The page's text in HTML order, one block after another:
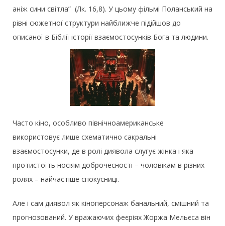
аніж сини світла” (Лк. 16,8). У цьому фільмі Поланський на
рівні сюжетної структури найближче підійшов до
описаної в Біблії історії взаємостосунків Бога та людини.
Часто кіно, особливо північноамериканське
використовує лише схематично сакральні
взаємостосунки, де в ролі диявола слугує жінка і яка
протистоїть носіям доброчесності – чоловікам в різних
ролях – найчастіше спокусниці.
Але і сам диявол як кіноперсонаж банальний, смішний та
прогнозований. У вражаючих феєріях Жоржа Мельєса він